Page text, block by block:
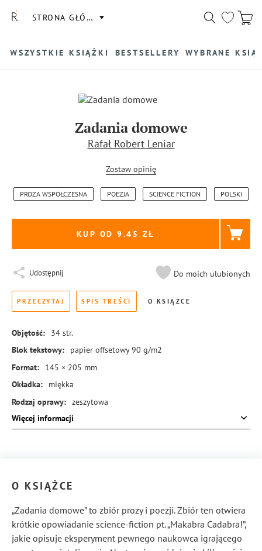
STRONA GŁÓWNA
WSZYSTKIE KSIĄŻKI BESTSELLERY WYBRANE
Zadania domowe
Rafał Robert Leniar
Zostaw opinię
PROZA WSPÓŁCZESNA POEZJA SCIENCE FICTION POLSKI
KUP OD 9.45
Udostępnij Do moich ulubionych
PRZECZYTAJ SPIS TREŚCI O KSIĄŻCE
Objętość: 34 str.
Blok tekstowy:
papier offsetowy 90 g/m2
Format:
145 × 205 mm
Okładka:
miękka
Rodzaj oprawy: zeszytowa
ISBN:
978-83-8369-174-9
Więcej informacji
O KSIĄŻCE
„Zadania domowe” to zbiór prozy i poezji. Zbiór ten otwiera
krótkie opowiadanie science-fiction pt. „Makabra Cadabra!”,
jakie opisuje eksperyment pewnego naukowca igrającego